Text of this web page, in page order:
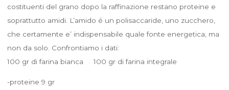
costituenti del grano dopo la raffinazione restano proteine e
soprattutto amidi. L’amido é un polisaccaride, uno zucchero,
che certamente e’ indispensabile quale fonte energetica, ma
non da solo. Confrontiamo i dati:
100 gr di farina bianca 100 gr di farina integrale
-proteine 9 gr